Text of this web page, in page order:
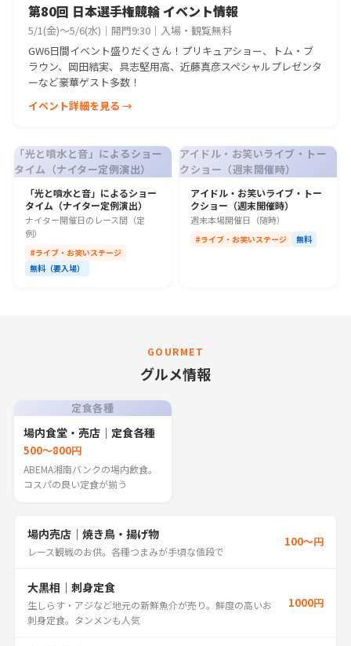
第80回 日本選手権競輪 イベント情報
5/1(金)〜5/6(水)｜開門9:30｜入場・観覧無料
GW6日間イベント盛りだくさん！プリキュアショー、トム・ブ
ラウン、岡田結実、具志堅用高、近藤真彦スペシャルプレゼンタ
ーなど豪華ゲスト多数！
イベント詳細を見る →
「光と噴水と音」によるショー
タイム（ナイター定例演出）
「光と噴水と音」によるショー
タイム（ナイター定例演出）
ナイター開催日のレース間（定
例）
#ライブ・お笑いステージ
無料（要入場）
アイドル・お笑いライブ・トー
クショー（週末開催時）
アイドル・お笑いライブ・トー
クショー（週末開催時）
週末本場開催日（随時）
#ライブ・お笑いステージ 無料
GOURMET
グルメ情報
定食各種
場内食堂・売店｜定食各種
500〜800円
ABEMA湘南バンクの場内飲食。
コスパの良い定食が揃う
場内売店｜焼き鳥・揚げ物
レース観戦のお供。各種つまみが手頃な値段で
100〜円
大黒相｜刺身定食
生しらす・アジなど地元の新鮮魚介が売り。鮮度の高いお
刺身定食。タンメンも人気
1000円